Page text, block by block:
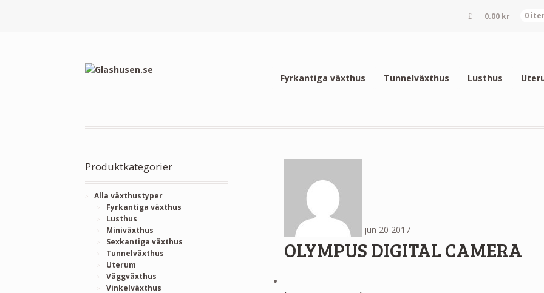
0.00 kr 0
Fyrkantiga växthus Tunnelväxthus Lusthus
jun 20 2017
OLYMPUS DIGITAL CAMERA
Produktkategorier
Alla växthustyper
Fyrkantiga växthus
Lusthus
Miniväxthus
Sexkantiga växthus
Tunnelväxthus
Uterum
Väggväxthus
Vinkelväxthus